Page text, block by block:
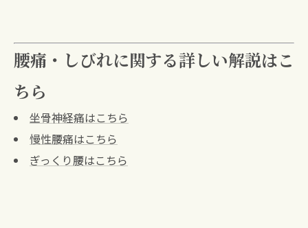
腰痛・しびれに関する詳しい解説はこ
ちら
坐骨神経痛はこちら
慢性腰痛はこちら
ぎっくり腰はこちら